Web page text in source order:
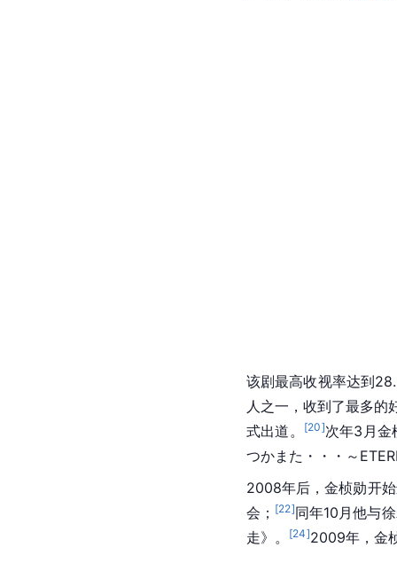
该剧最高收视率达到
人之一，收到了最多的
式出道。
[20]次年3月金
つかまた・・・～
2008年后，金桢勋开
会； [22]同年10月他与
走》。
[24]2009年，金